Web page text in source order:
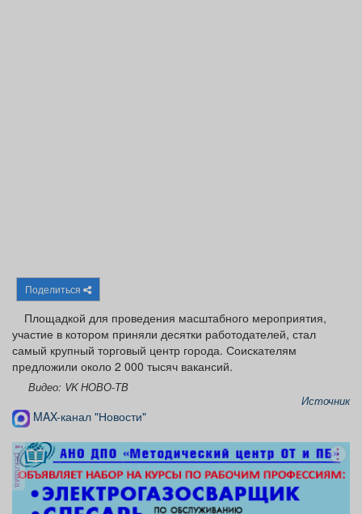
Поделиться
Площадкой для проведения масштабного мероприятия,
участие в котором приняли десятки работодателей, стал
самый крупный торговый центр города. Соискателям
предложили около 2 000 тысяч вакансий.
Видео: VK НОВО-ТВ
Источник
MAX-канал "Новости"
реклама